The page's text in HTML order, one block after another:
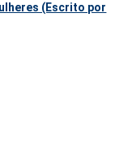
(Escrito por